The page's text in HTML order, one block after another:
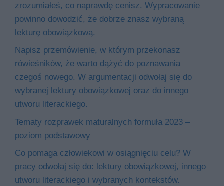
zrozumiałeś, co naprawdę cenisz. Wypracowanie
powinno dowodzić, że dobrze znasz wybraną
lekturę obowiązkową.
Napisz przemówienie, w którym przekonasz
rówieśników, że warto dążyć do poznawania
czegoś nowego. W argumentacji odwołaj się do
wybranej lektury obowiązkowej oraz do innego
utworu literackiego.
Tematy rozprawek maturalnych formuła 2023 –
poziom podstawowy
Co pomaga człowiekowi w osiągnięciu celu? W
pracy odwołaj się do: lektury obowiązkowej, innego
utworu literackiego i wybranych kontekstów.